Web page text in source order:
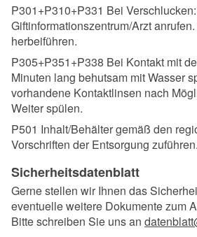
P301+P310+P331 Bei
Giftinformationszentrum/Arzt
herbeiführen.
P305+P351+P338 Bei Kontakt mit
Minuten lang behutsam mit Wasser
vorhandene Kontaktlinsen nach
Weiter spülen.
P501 Inhalt/Behälter gemäß den
Vorschriften der Entsorgung zuführen.
Sicherheitsdatenblatt
Gerne stellen wir Ihnen das
eventuelle weitere Dokumente zum
Bitte schreiben Sie uns an